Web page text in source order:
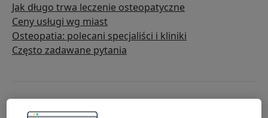
Jak długo trwa leczenie osteopatyczne
Ceny usługi wg miast
Osteopatia: polecani specjaliści i kliniki
Często zadawane pytania